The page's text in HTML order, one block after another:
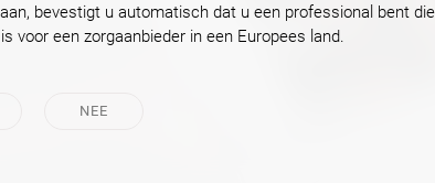
bevestigt u automatisch dat u een professional bent die
voor een zorgaanbieder in een Europees land.
NEE